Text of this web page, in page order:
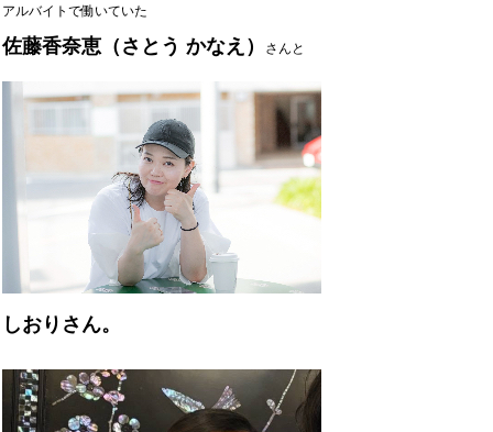
アルバイトで働いていた
佐藤香奈恵（さとう かなえ） さんと
しおりさん。